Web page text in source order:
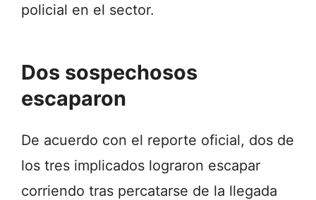
policial en el sector.
Dos sospechosos
escaparon
De acuerdo con el reporte oficial, dos de
los tres implicados lograron escapar
corriendo tras percatarse de la llegada